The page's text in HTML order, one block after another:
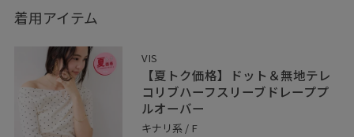
コーディネートのご相談など
是非お気軽にお問い合わせください◎
https://linevoom.line.me/user/
＿＿＿＿＿＿＿＿＿＿＿＿＿＿＿＿＿＿＿
着用アイテム
VIS
【夏トク価格】ドット＆無地テレ
コリブハーフスリーブドレーププ
ルオーバー
キナリ系 / F